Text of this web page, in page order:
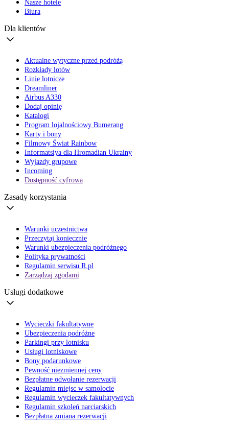
Nasze hotele
Biura
Dla klientów
Aktualne wytyczne przed podróżą
Rozkłady lotów
Linie lotnicze
Dreamliner
Airbus A330
Dodaj opinię
Katalogi
Program lojalnościowy Bumerang
Karty i bony
Filmowy Świat Rainbow
Informatsiya dla Hromadian Ukrainy
Wyjazdy grupowe
Incoming
Dostępność cyfrowa
Zasady korzystania
Warunki uczestnictwa
Przeczytaj koniecznie
Warunki ubezpieczenia podróżnego
Polityka prywatności
Regulamin serwisu R.pl
Zarządzaj zgodami
Usługi dodatkowe
Wycieczki fakultatywne
Ubezpieczenia podróżne
Parkingi przy lotnisku
Usługi lotniskowe
Bony podarunkowe
Pewność niezmiennej ceny
Bezpłatne odwołanie rezerwacji
Regulamin miejsc w samolocie
Regulamin wycieczek fakultatywnych
Regulamin szkoleń narciarskich
Bezpłatna zmiana rezerwacji